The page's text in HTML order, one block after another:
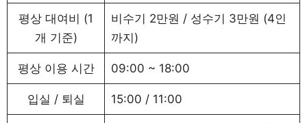
평상 대여비 (1
개 기준)
비수기 2만원 / 성수기 3만원 (4인
까지)
평상 이용 시간 09:00 ~ 18:00
입실 / 퇴실 15:00 / 11:00